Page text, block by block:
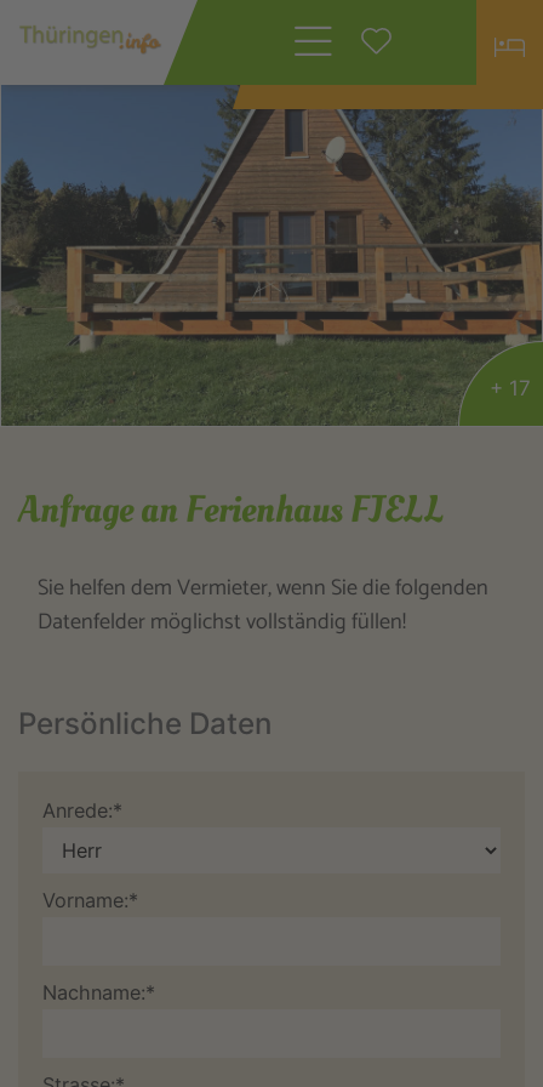
Wonach suchen
Sie?
+ 17
Anfrage an Ferienhaus FJELL
Sie helfen dem Vermieter, wenn Sie die folgenden
Datenfelder möglichst vollständig füllen!
Persönliche Daten
Anrede:*
Vorname:*
Nachname:*